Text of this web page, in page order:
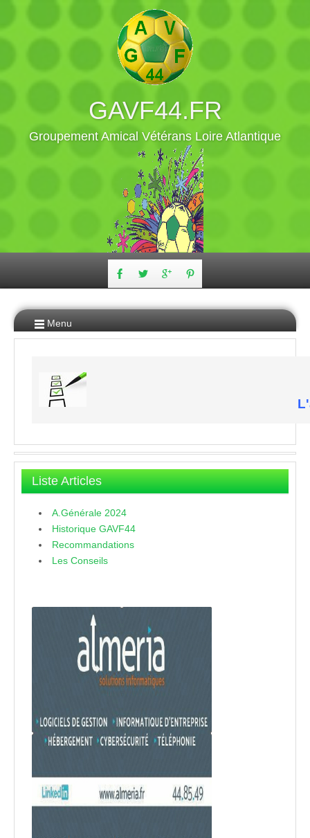
GAVF44.FR
Groupement Amical Vétérans Loire Atlantique
Menu
Liste Articles
A.Générale 2024
Historique GAVF44
Recommandations
Les Conseils